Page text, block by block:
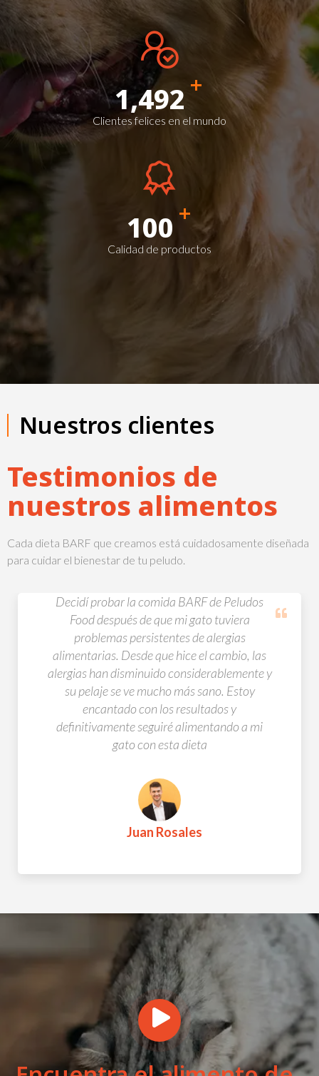
1,500 +
Clientes felices en el mundo
100 +
Calidad de productos
Nuestros clientes
Testimonios de
nuestros alimentos
Cada dieta BARF que creamos está cuidadosamente diseñada
para cuidar el bienestar de tu peludo.
Mi perro solía ser quisquilloso con la comida
y tenía problemas de sobrepeso. Después de
cambiar a la comida BARF de Peludos Food,
ha recuperado su entusiasmo por comer y ha
perdido peso de manera gradual y saludable.
Además, sus niveles de energía han
aumentado, lo que me hace sentir que estoy
haciendo lo mejor para su salud.
Luisa Márquez